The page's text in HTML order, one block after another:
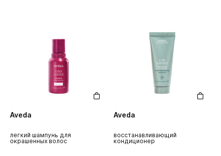
Aveda
легкий шампунь для
окрашенных волос
Aveda
восстанавливающий
кондиционер